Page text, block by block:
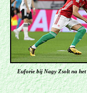
Euforie bij Nagy Zsolt na het